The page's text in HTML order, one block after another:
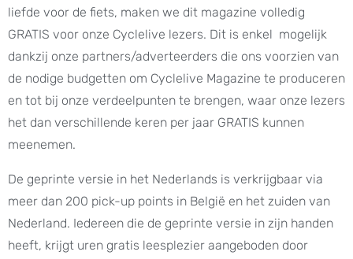
liefde voor de fiets, maken we dit magazine volledig
GRATIS voor onze Cyclelive lezers. Dit is enkel mogelijk
dankzij onze partners/adverteerders die ons voorzien van
de nodige budgetten om Cyclelive Magazine te produceren
en tot bij onze verdeelpunten te brengen, waar onze lezers
het dan verschillende keren per jaar GRATIS kunnen
meenemen.
De geprinte versie in het Nederlands is verkrijgbaar via
meer dan 200 pick-up points in België en het zuiden van
Nederland. Iedereen die de geprinte versie in zijn handen
heeft, krijgt uren gratis leesplezier aangeboden door